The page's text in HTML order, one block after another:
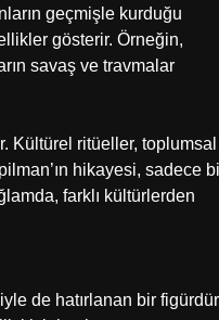
geçmişle kurduğu
gösterir. Örneğin,
savaş ve travmalar
Kültürel ritüeller, toplumsal
hikayesi, sadece
farklı kültürlerden
de hatırlanan bir